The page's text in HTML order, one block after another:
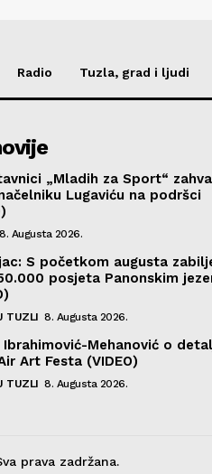
Radio Tuzla, grad i ljudi
„Mladih za Sport“
Lugaviću na podršci
8. Augusta 2026.
S početkom augusta
posjeta Panonskim
TUZLI 8. Augusta 2026.
Ibrahimović-Mehanović o
Art Festa (VIDEO)
TUZLI 8. Augusta 2026.
prava zadržana.